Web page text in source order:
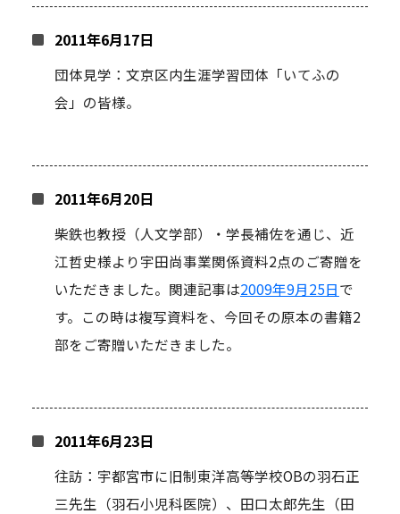
2011年6月17日
団体見学：文京区内生涯学習団体「いてふの
会」の皆様。
2011年6月20日
柴鉄也教授（人文学部）・学長補佐を通じ、近
江哲史様より宇田尚事業関係資料2点のご寄贈を
いただきました。関連記事は2009年9月25日で
す。この時は複写資料を、今回その原本の書籍2
部をご寄贈いただきました。
2011年6月23日
往訪：宇都宮市に旧制東洋高等学校OBの羽石正
三先生（羽石小児科医院）、田口太郎先生（田